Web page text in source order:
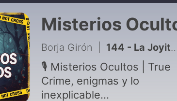
Misterios
Borja Girón 144 - La Joyita: El enigma que desafió al Pacífico
🎙️ Misterios Ocultos | True
Crime, enigmas y lo
inexplicable